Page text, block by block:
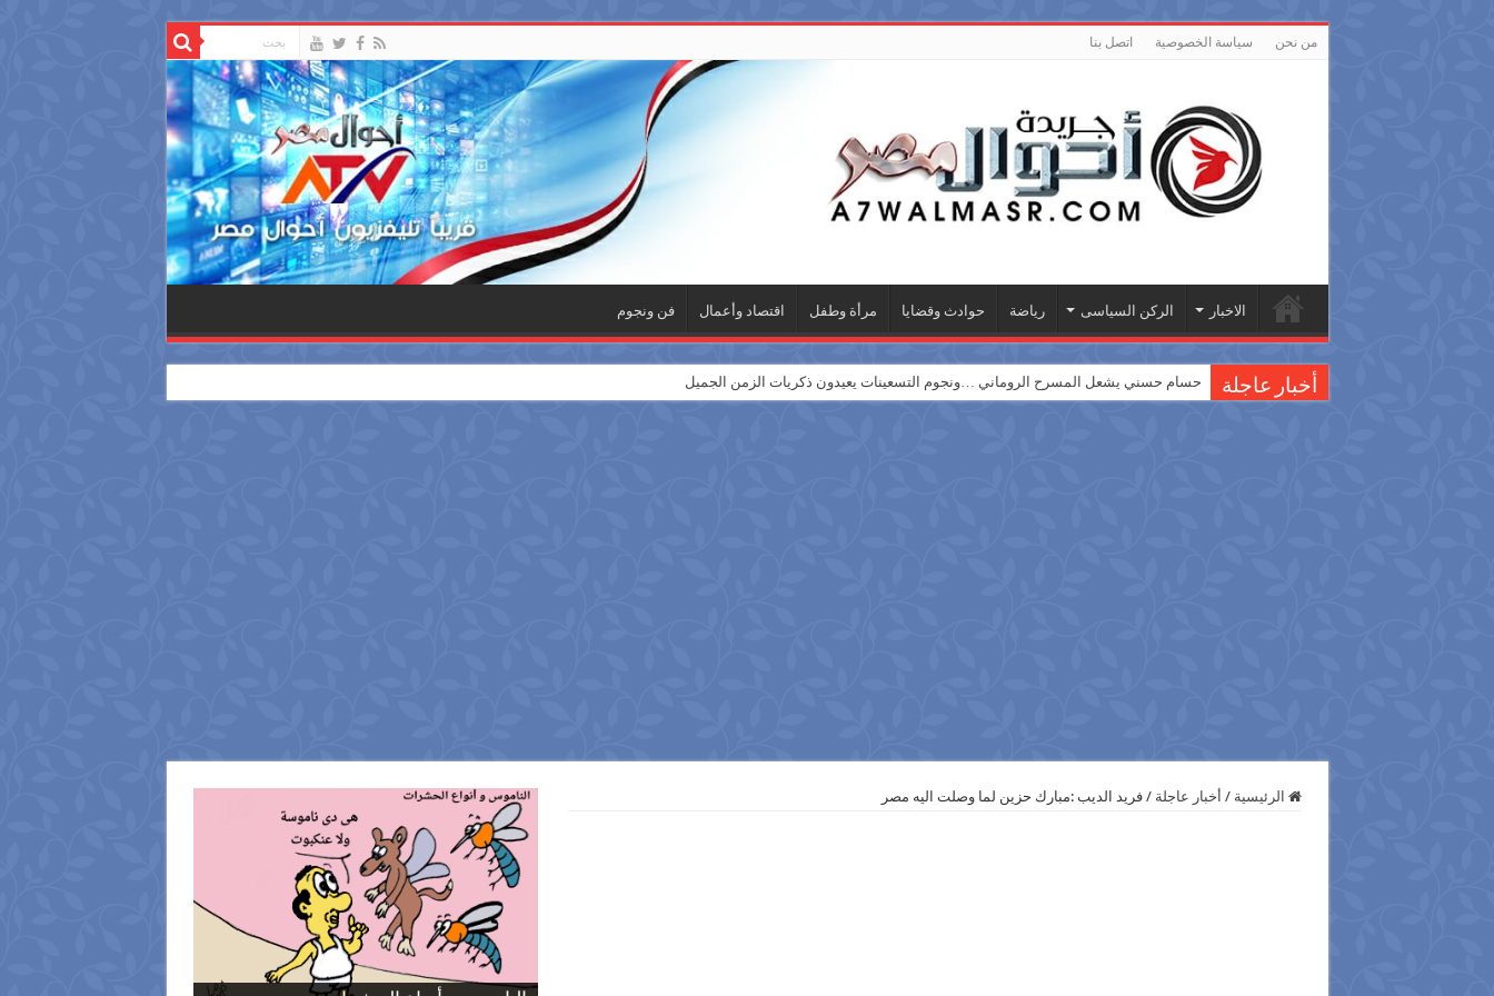
من نحن سياسة الخصوصية اتصل بنا
الاخبار الركن السياسى رياضة حوادث وقضايا مرأة وطفل اقتصاد وأعمال فن ونجوم
أخبار عاجلة حسام حسني يشعل المسرح الروماني …ونجوم التسعينات يعيدون ذكريات الزمن الجميل
الرئيسية / أخبار عاجلة / فريد الديب :مبارك حزين لما وصلت اليه مصر